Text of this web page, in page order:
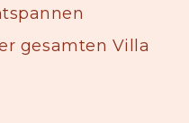
gesamten Villa